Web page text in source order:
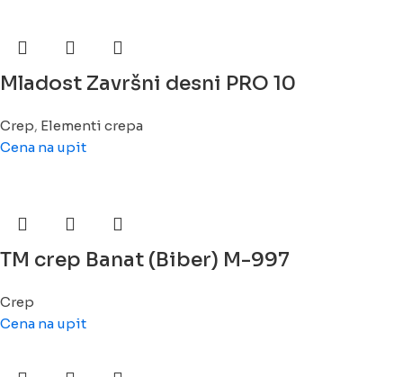
Mladost Završni desni PRO 10
Crep, Elementi crepa
Cena na upit
TM crep Banat (Biber) M-997
Crep
Cena na upit